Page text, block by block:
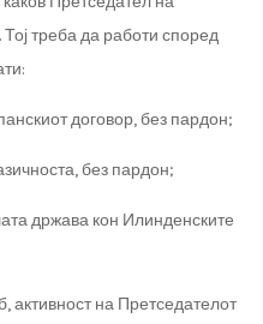
треба да работи според
договор, без пардон;
без пардон;
држава кон Илинденските
активност на Претседателот